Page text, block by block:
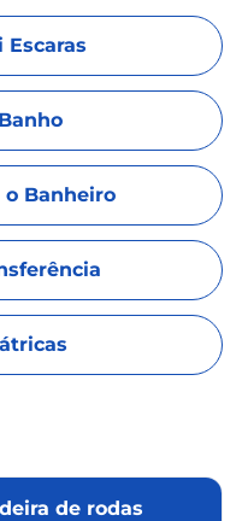
o Banheiro
de rodas